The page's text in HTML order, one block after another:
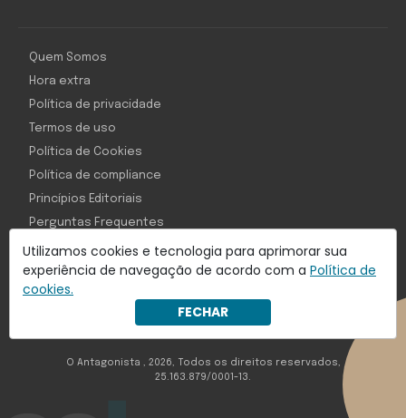
Utilizamos cookies e tecnologia para aprimorar sua
experiência de navegação de acordo com a Política de
cookies.
FECHAR
Com inteligência e tecnologia:
Object1ve - Marketing Solution
Quem Somos
Hora extra
Política de privacidade
Termos de uso
Política de Cookies
Política de compliance
Princípios Editoriais
Perguntas Frequentes
O Antagonista , 2026, Todos os direitos reservados,
25.163.879/0001-13.